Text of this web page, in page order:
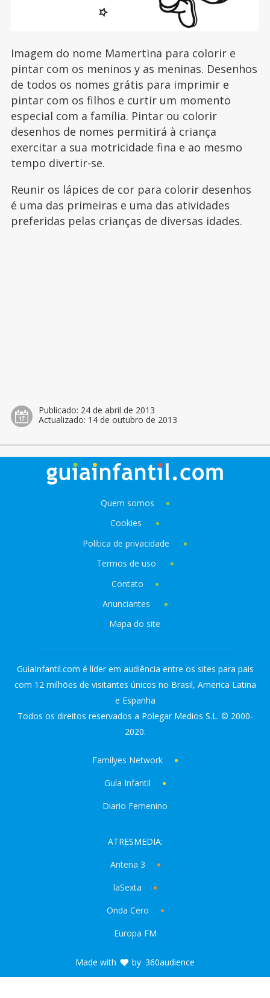
Imagem do nome Mamertina para colorir e
pintar com os meninos y as meninas. Desenhos
de todos os nomes grátis para imprimir e
pintar com os filhos e curtir um momento
especial com a família. Pintar ou colorir
desenhos de nomes permitirá à criança
exercitar a sua motricidade fina e ao mesmo
tempo divertir-se.
Reunir os lápices de cor para colorir desenhos
é uma das primeiras e uma das atividades
preferidas pelas crianças de diversas idades.
Publicado: 24 de abril de 2013
Actualizado: 14 de outubro de 2013
Quem somos
Cookies
Política de privacidade
Termos de uso
Contato
Anunciantes
Mapa do site
GuiaInfantil.com é líder em audiência entre os sites para pais
com 12 milhões de visitantes únicos no Brasil, America Latina
e Espanha
Todos os direitos reservados a Polegar Medios S.L. © 2000-
2020.
Familyes Network
Guía Infantil
Diario Femenino
ATRESMEDIA:
Antena 3
laSexta
Onda Cero
Europa FM
Made with by 360audience